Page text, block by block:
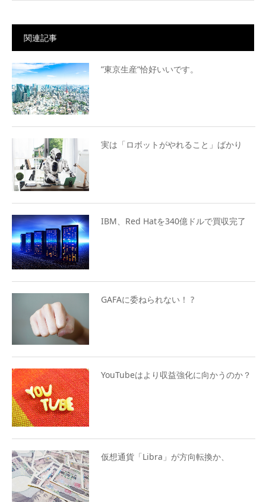
関連記事
”東京生産”恰好いいです。
実は「ロボットがやれること」ばかり
IBM、Red Hatを340億ドルで買収完了
GAFAに委ねられない！ ?
YouTubeはより収益強化に向かうのか？
仮想通貨「Libra」が方向転換か、